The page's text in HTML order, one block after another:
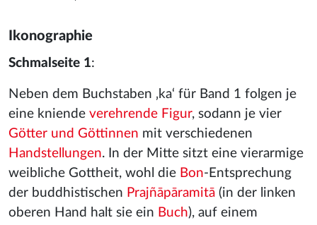
Ikonographie
Schmalseite 1:
Neben dem Buchstaben ‚ka‘ für Band 1 folgen je
eine kniende verehrende Figur, sodann je vier
Götter und Göttinnen mit verschiedenen
Handstellungen. In der Mitte sitzt eine vierarmige
weibliche Gottheit, wohl die Bon-Entsprechung
der buddhistischen Prajñāpāramitā (in der linken
oberen Hand halt sie ein Buch), auf einem